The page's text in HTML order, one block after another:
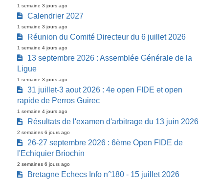
1 semaine 3 jours ago
Calendrier 2027
1 semaine 3 jours ago
Réunion du Comité Directeur du 6 juillet 2026
1 semaine 4 jours ago
13 septembre 2026 : Assemblée Générale de la
Ligue
1 semaine 3 jours ago
31 juillet-3 aout 2026 : 4e open FIDE et open
rapide de Perros Guirec
1 semaine 4 jours ago
Résultats de l'examen d'arbitrage du 13 juin 2026
2 semaines 6 jours ago
26-27 septembre 2026 : 6ème Open FIDE de
l'Echiquier Briochin
2 semaines 6 jours ago
Bretagne Echecs Info n°180 - 15 juillet 2026